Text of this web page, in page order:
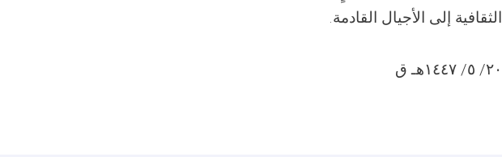
الثقافية إلى الأجيال القادمة.
٢٠/ ٥/ ١٤٤٧هـ ق